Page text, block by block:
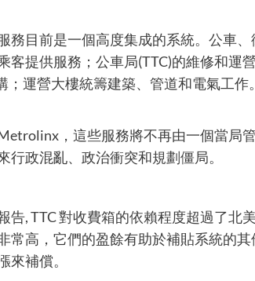
務目前是一個高度集成的系統。公車
客提供服務；公車局(TTC)的維修和運
；運營大樓統籌建築、管道和電氣工
，這些服務將不再由一個當局
行政混亂、政治衝突和規劃僵局。
告, TTC 對收費箱的依賴程度超過了北
常高，它們的盈餘有助於補貼系統的
來補償。